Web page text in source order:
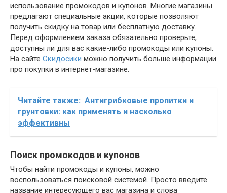
использование промокодов и купонов. Многие магазины
предлагают специальные акции, которые позволяют
получить скидку на товар или бесплатную доставку.
Перед оформлением заказа обязательно проверьте,
доступны ли для вас какие-либо промокоды или купоны.
На сайте Скидосики можно получить больше информации
про покупки в интернет-магазине.
Читайте также: Антигрибковые пропитки и
грунтовки: как применять и насколько
эффективны
Поиск промокодов и купонов
Чтобы найти промокоды и купоны, можно
воспользоваться поисковой системой. Просто введите
название интересующего вас магазина и слова